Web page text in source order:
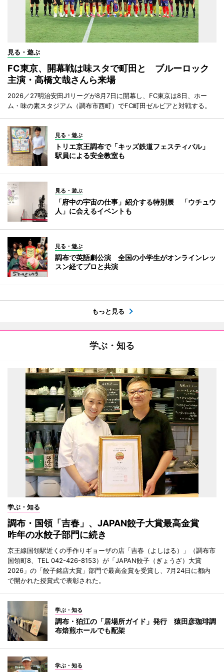
見る・遊ぶ
FC東京、開幕戦は味スタで町田と ブルーロック
主演・高橋文哉さんら来場
2026／27明治安田J1リーグが8月7日に開幕し、FC東京は8日、ホー
ム・味の素スタジアム（調布市西町）でFC町田ゼルビアと対戦する。
見る・遊ぶ
トリエ京王調布で「キッズ鉄道フェスティバル」
駅員による安全教室も
見る・遊ぶ
「府中の宇宙の仕事」紹介する特別展 「ウチュウ
人」に会えるイベントも
見る・遊ぶ
調布で英語劇公演 全国の小学生がオンラインレッ
スン経てプロと共演
もっと見る
学ぶ・知る
学ぶ・知る
調布・国領「吉春」、JAPAN餃子大賞最高金賞
昨年の水餃子部門に続き
京王線国領駅近くの手作りギョーザの店「吉春（よしはる）」（調布市
国領町8、TEL 042-426-8153）が「JAPAN餃子（ぎょうざ）大賞
2026」の「餃子銘店大賞」部門で最高金賞を受賞し、7月24日に都内
で開かれた授賞式で表彰された。
学ぶ・知る
調布・狛江の「居場所ガイド」発行 猿田彦珈琲調
布焙煎ホールでも配架
学ぶ・知る